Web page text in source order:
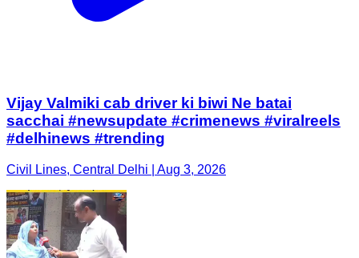
Vijay Valmiki cab driver ki biwi Ne batai
sacchai #newsupdate #crimenews #viralreels
#delhinews #trending
Civil Lines, Central Delhi | Aug 3, 2026